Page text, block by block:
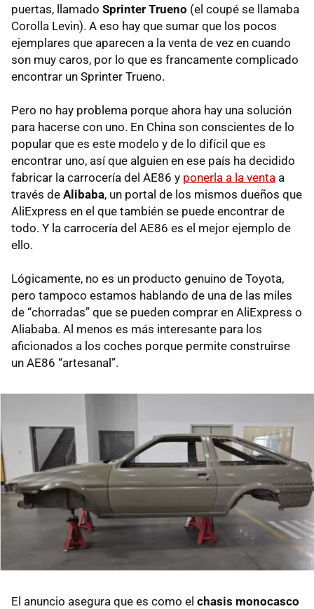
puertas, llamado Sprinter Trueno (el coupé se llamaba
Corolla Levin). A eso hay que sumar que los pocos
ejemplares que aparecen a la venta de vez en cuando
son muy caros, por lo que es francamente complicado
encontrar un Sprinter Trueno.
Pero no hay problema porque ahora hay una solución
para hacerse con uno. En China son conscientes de lo
popular que es este modelo y de lo difícil que es
encontrar uno, así que alguien en ese país ha decidido
fabricar la carrocería del AE86 y ponerla a la venta a
través de Alibaba, un portal de los mismos dueños que
AliExpress en el que también se puede encontrar de
todo. Y la carrocería del AE86 es el mejor ejemplo de
ello.
Lógicamente, no es un producto genuino de Toyota,
pero tampoco estamos hablando de una de las miles
de “chorradas” que se pueden comprar en AliExpress o
Aliababa. Al menos es más interesante para los
aficionados a los coches porque permite construirse
un AE86 “artesanal”.
El anuncio asegura que es como el chasis monocasco